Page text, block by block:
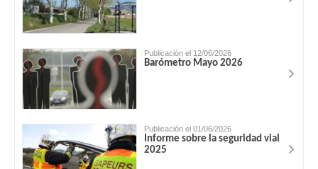
Publicación el 12/06/2026
Barómetro Mayo 2026
Publicación el 01/06/2026
Informe sobre la seguridad vial
2025